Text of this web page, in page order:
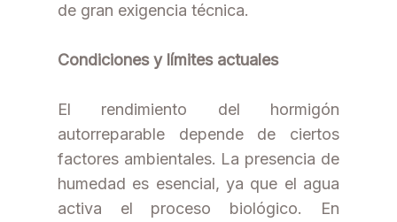
de gran exigencia técnica.
Condiciones y límites actuales
El rendimiento del hormigón
autorreparable depende de ciertos
factores ambientales. La presencia de
humedad es esencial, ya que el agua
activa el proceso biológico. En